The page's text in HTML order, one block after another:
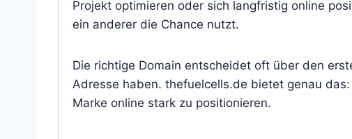
Projekt optimieren oder sich langfristig online
ein anderer die Chance nutzt.
Die richtige Domain entscheidet oft über den
Adresse haben. thefuelcells.de bietet genau
Marke online stark zu positionieren.